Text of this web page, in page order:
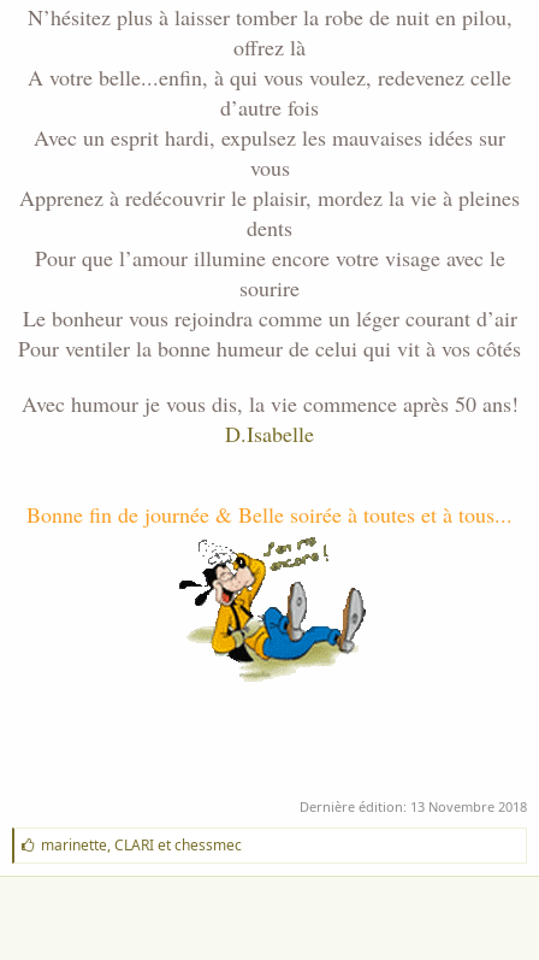
N’hésitez plus à laisser tomber la robe de nuit en pilou,
offrez là
A votre belle...enfin, à qui vous voulez, redevenez celle
d’autre fois
Avec un esprit hardi, expulsez les mauvaises idées sur
vous
Apprenez à redécouvrir le plaisir, mordez la vie à pleines
dents
Pour que l’amour illumine encore votre visage avec le
sourire
Le bonheur vous rejoindra comme un léger courant d’air
Pour ventiler la bonne humeur de celui qui vit à vos côtés
Avec humour je vous dis, la vie commence après 50 ans!
D.Isabelle
Bonne fin de journée & Belle soirée à toutes et à tous...
Dernière édition: 13 Novembre 2018
J
'
a
marinette,CLARIetchessmec